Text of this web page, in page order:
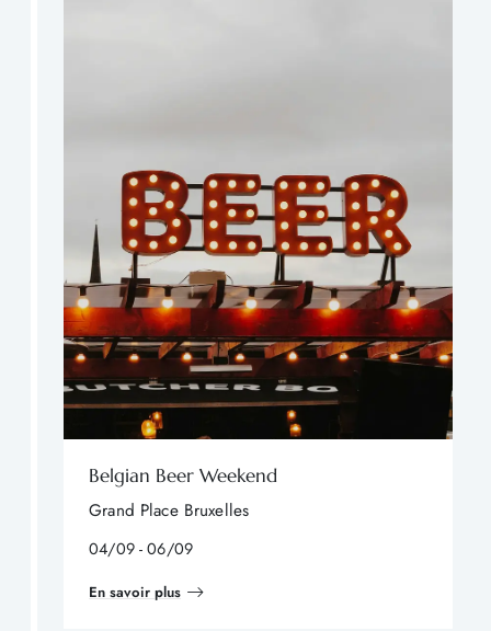
Belgian Beer Weekend
Grand Place Bruxelles
04/09 - 06/09
En savoir plus